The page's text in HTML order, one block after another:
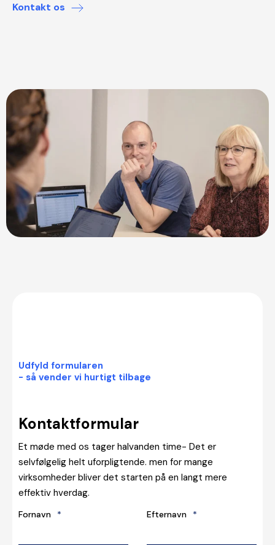
Kontakt os
Udfyld formularen
- så vender vi hurtigt tilbage
Kontaktformular
Et møde med os tager halvanden time- Det er
selvfølgelig helt uforpligtende. men for mange
virksomheder bliver det starten på en langt mere
effektiv hverdag.
Fornavn * Efternavn *